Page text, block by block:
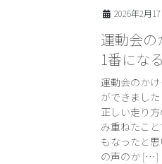
2026年2月17
運動会
1番にな
運動会のか
ができまし
正しい走り
み重ねたこ
もなったと
の声のか […]